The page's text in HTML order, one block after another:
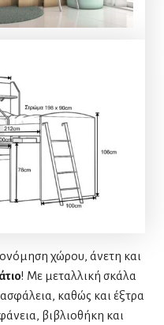
χώρου, άνετη και
! Με μεταλλική σκάλα
καθώς και έξτρα
βιβλιοθήκη και